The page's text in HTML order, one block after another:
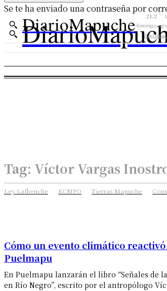
Se te ha enviado una contraseña por
DiarioMapuche 21.2 C
domingo,
Tag: Víctor Vargas
Ley Lafkenche ECMPO Tierras Mapuche
Cómo un evento climático
Puelmapu
En Puelmapu lanzarán el libro “Señales de
en Río Negro”, escrito por el antropólogo